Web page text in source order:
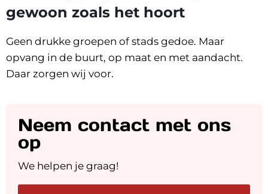
gewoon zoals het hoort
Geen drukke groepen of stads gedoe. Maar
opvang in de buurt, op maat en met aandacht.
Daar zorgen wij voor.
Neem contact met ons
op
We helpen je graag!